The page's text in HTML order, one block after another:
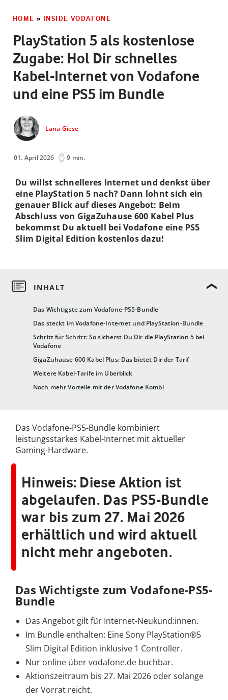
HOME » INSIDE VODAFONE
PlayStation 5 als kostenlose
Zugabe: Hol Dir schnelles
Kabel-Internet von Vodafone
und eine PS5 im Bundle
Lana Giese
01. April 2026 9 min.
Das Wichtigste zum Vodafone-PS5-Bundle
Das steckt im Vodafone-Internet und PlayStation-Bundle
Schritt für Schritt: So sicherst Du Dir die PlayStation 5 bei
Vodafone
GigaZuhause 600 Kabel Plus: Das bietet Dir der Tarif
Weitere Kabel-Tarife im Überblick
Noch mehr Vorteile mit der Vodafone Kombi
Du willst schnelleres Internet und denkst über
eine PlayStation 5 nach? Dann lohnt sich ein
genauer Blick auf dieses Angebot: Beim
Abschluss von GigaZuhause 600 Kabel Plus
bekommst Du aktuell bei Vodafone eine PS5
Slim Digital Edition kostenlos dazu!
Das Vodafone-PS5-Bundle kombiniert
leistungsstarkes Kabel-Internet mit aktueller
Gaming-Hardware.
Hinweis: Diese Aktion ist
abgelaufen.Das PS5-Bundle
war bis zum 27. Mai 2026
erhältlich und wird aktuell
nicht mehr angeboten.
Das Wichtigste zum Vodafone-PS5-
Bundle
Das Angebot gilt für Internet-Neukund:innen.
Im Bundle enthalten: Eine Sony PlayStation®5
Slim Digital Edition inklusive 1 Controller.
Nur online über vodafone.de buchbar.
Aktionszeitraum bis 27. Mai 2026 oder solange
der Vorrat reicht.